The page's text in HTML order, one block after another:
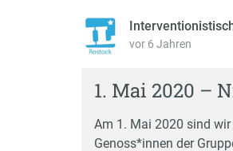
vor 6 Jahren
1. Mai 2020 –
Am 1. Mai 2020 sind
Genoss*innen der